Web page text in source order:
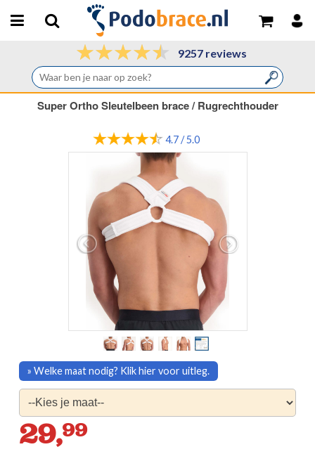
9257 reviews
Super Ortho Sleutelbeen brace / Rugrechthouder
4.7 / 5.0
29,99
» Welke maat nodig? Klik hier voor uitleg.